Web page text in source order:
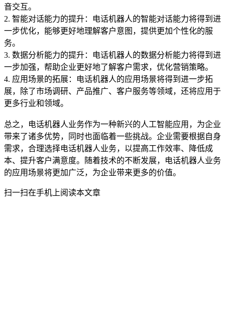
音交互。
2. 智能对话能力的提升：电话机器人的智能对话能力将得到进
一步优化，能够更好地理解客户意图，提供更加个性化的服
务。
3. 数据分析能力的提升：电话机器人的数据分析能力将得到进
一步加强，帮助企业更好地了解客户需求，优化营销策略。
4. 应用场景的拓展：电话机器人的应用场景将得到进一步拓
展，除了市场调研、产品推广、客户服务等领域，还将应用于
更多行业和领域。
总之，电话机器人业务作为一种新兴的人工智能应用，为企业
带来了诸多优势，同时也面临着一些挑战。企业需要根据自身
需求，合理选择电话机器人业务，以提高工作效率、降低成
本、提升客户满意度。随着技术的不断发展，电话机器人业务
的应用场景将更加广泛，为企业带来更多的价值。
扫一扫在手机上阅读本文章